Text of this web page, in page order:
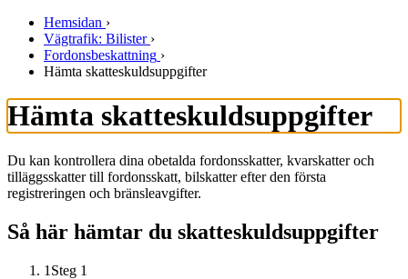
Hemsidan ›
Vägtrafik: Bilister ›
Fordonsbeskattning ›
Hämta skatteskuldsuppgifter
Hämta skatteskuldsuppgifter
Du kan kontrollera dina obetalda fordonsskatter, kvarskatter och
tilläggsskatter till fordonsskatt, bilskatter efter den första
registreringen och bränsleavgifter.
Så här hämtar du skatteskuldsuppgifter
1 Steg 1